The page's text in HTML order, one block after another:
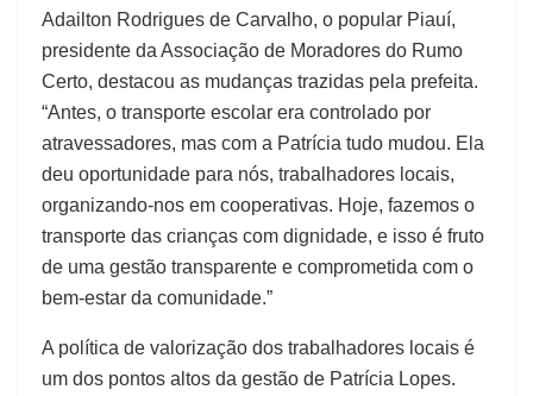
Adailton Rodrigues de Carvalho, o popular Piauí,
presidente da Associação de Moradores do Rumo
Certo, destacou as mudanças trazidas pela prefeita.
“Antes, o transporte escolar era controlado por
atravessadores, mas com a Patrícia tudo mudou. Ela
deu oportunidade para nós, trabalhadores locais,
organizando-nos em cooperativas. Hoje, fazemos o
transporte das crianças com dignidade, e isso é fruto
de uma gestão transparente e comprometida com o
bem-estar da comunidade.”
A política de valorização dos trabalhadores locais é
um dos pontos altos da gestão de Patrícia Lopes.